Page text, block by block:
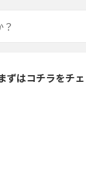
ずはコチラをチ